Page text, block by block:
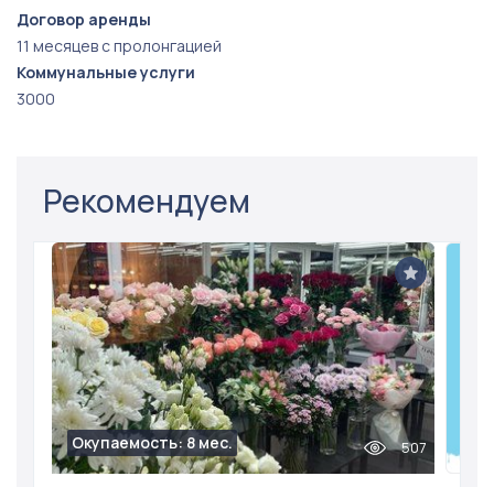
Договор аренды
11 месяцев с пролонгацией
Коммунальные услуги
3000
Рекомендуем
Окупаемость: 8 мес. 507